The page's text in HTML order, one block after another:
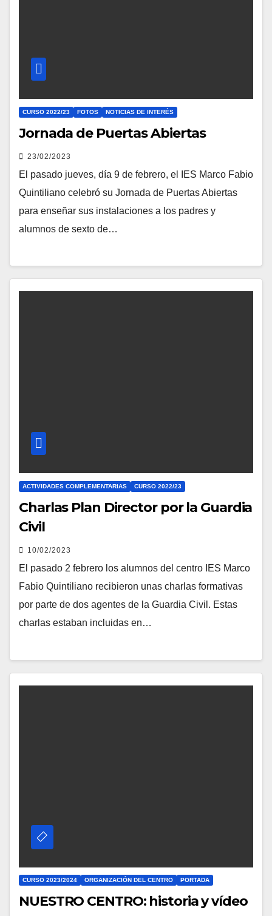
CURSO 2022/23 FOTOS NOTICIAS DE INTERÉS
Jornada de Puertas Abiertas
23/02/2023
El pasado jueves, día 9 de febrero, el IES Marco Fabio
Quintiliano celebró su Jornada de Puertas Abiertas
para enseñar sus instalaciones a los padres y
alumnos de sexto de…
ACTIVIDADES COMPLEMENTARIAS CURSO 2022/23
Charlas Plan Director por la Guardia
Civil
10/02/2023
El pasado 2 febrero los alumnos del centro IES Marco
Fabio Quintiliano recibieron unas charlas formativas
por parte de dos agentes de la Guardia Civil. Estas
charlas estaban incluidas en…
CURSO 2023/2024 ORGANIZACIÓN DEL CENTRO PORTADA
NUESTRO CENTRO: historia y vídeo